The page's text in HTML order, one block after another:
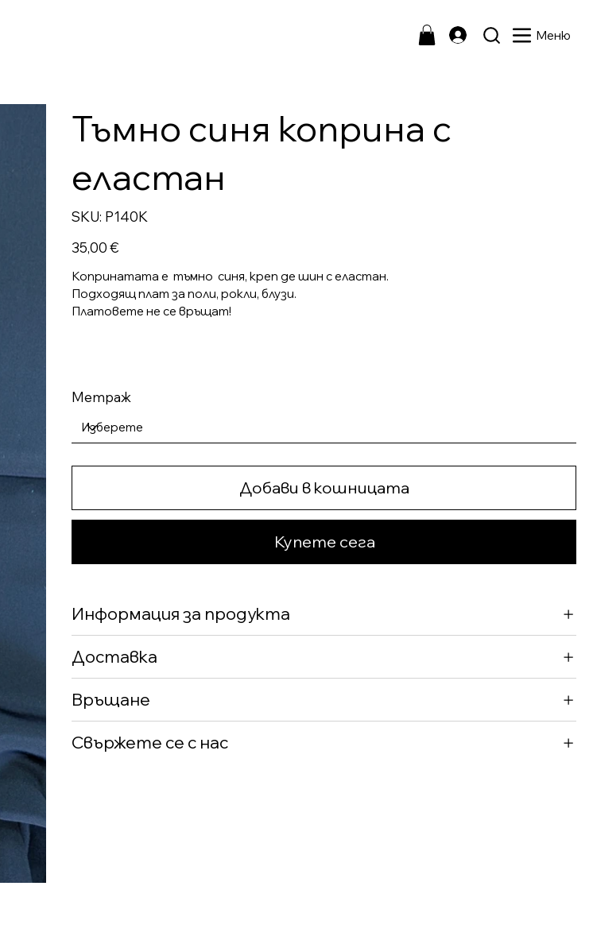
Меню
Тъмно синя коприна с
еластан
SKU: SKU
P140K
P140K
Цена
35,00 €
Копринатата е тъмно синя, креп де шин с еластан.
Подходящ плат за поли, рокли, блузи.
Платовете не се връщат!
Метраж
Добави в кошницата
Купете сега
Информация за продукта
Доставка
Връщане
Свържете се с нас